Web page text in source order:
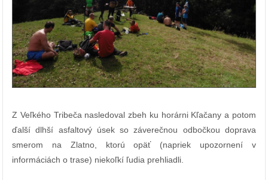
Z Veľkého Tribeča nasledoval zbeh ku horárni Kľačany a potom
ďalší dlhší asfaltový úsek so záverečnou odbočkou doprava
smerom na Zlatno, ktorú opäť (napriek upozornení v
informáciách o trase) niekoľkí ľudia prehliadli.